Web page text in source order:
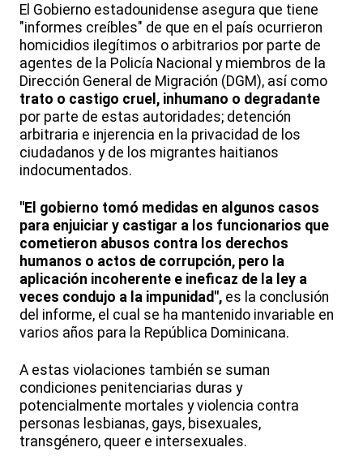
El Gobierno estadounidense asegura que tiene
"informes creíbles" de que en el país ocurrieron
homicidios ilegítimos o arbitrarios por parte de
agentes de la Policía Nacional y miembros de la
Dirección General de Migración (DGM), así como
trato o castigo cruel, inhumano o degradante
por parte de estas autoridades; detención
arbitraria e injerencia en la privacidad de los
ciudadanos y de los migrantes haitianos
indocumentados.
"El gobierno tomó medidas en algunos casos
para enjuiciar y castigar a los funcionarios que
cometieron abusos contra los derechos
humanos o actos de corrupción, pero la
aplicación incoherente e ineficaz de la ley a
veces condujo a la impunidad", es la conclusión
del informe, el cual se ha mantenido invariable en
varios años para la República Dominicana.
A estas violaciones también se suman
condiciones penitenciarias duras y
potencialmente mortales y violencia contra
personas lesbianas, gays, bisexuales,
transgénero, queer e intersexuales.